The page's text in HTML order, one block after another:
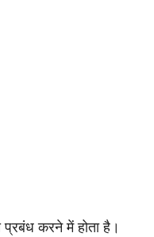
प्रबंध करने में होता है।